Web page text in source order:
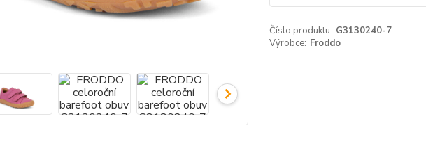
Číslo produktu: G3130240-7
Výrobce: Froddo